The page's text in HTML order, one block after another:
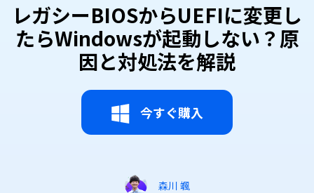
レガシーBIOSからUEFIに変更し
たらWindowsが起動しない？原
因と対処法を解説
今すぐ購入
森川 颯